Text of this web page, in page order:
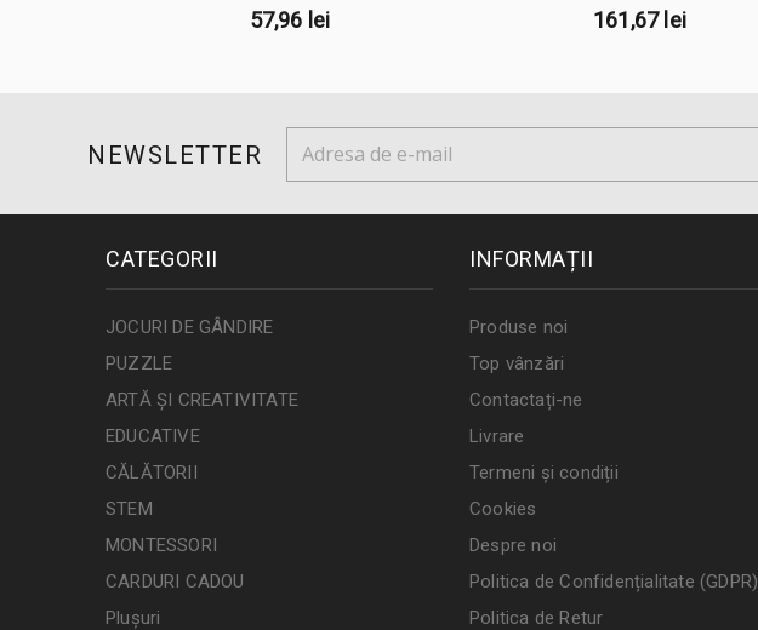
57,96 lei 161,67 lei
NEWSLETTER
CATEGORII
JOCURI DE GÂNDIRE
PUZZLE
ARTĂ ȘI CREATIVITATE
EDUCATIVE
CĂLĂTORII
STEM
MONTESSORI
CARDURI CADOU
Plușuri
INFORMAȚII
Produse noi
Top vânzări
Contactați-ne
Livrare
Termeni și condiții
Cookies
Despre noi
Politica de Confidențialitate (GDPR)
Politica de Retur